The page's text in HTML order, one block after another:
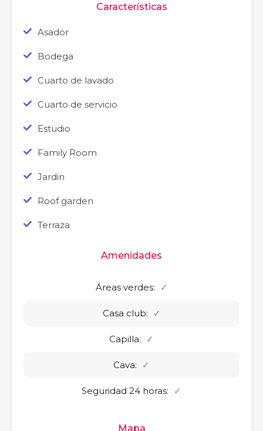
Características
Asador
Bodega
Cuarto de lavado
Cuarto de servicio
Estudio
Family Room
Jardin
Roof garden
Terraza
Amenidades
Áreas verdes: ✓
Casa club: ✓
Capilla: ✓
Cava: ✓
Seguridad 24 horas: ✓
Mapa